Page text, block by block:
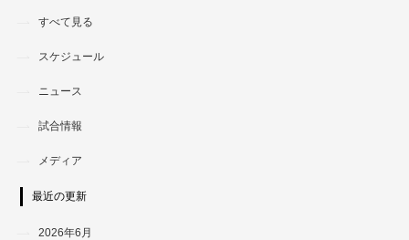
すべて見る
スケジュール
ニュース
試合情報
メディア
最近の更新
2026年6月